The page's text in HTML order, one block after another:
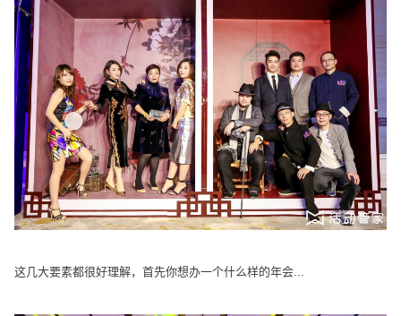
这几大要素都很好理解，首先你想办一个什么样的年会